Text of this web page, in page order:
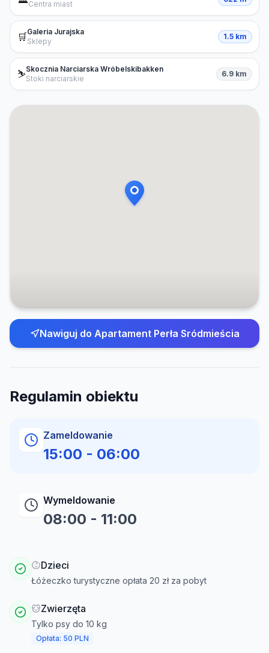
Centra miast
🛒Galeria Jurajska
Sklepy
1.5 km
⛷️Skocznia Narciarska Wróbelskibakken
Stoki narciarskie
6.9 km
Nawiguj do Apartament Perła Sródmieścia
Regulamin obiektu
Zameldowanie
15:00 - 06:00
Wymeldowanie
08:00 - 11:00
Dzieci
Łóżeczko turystyczne opłata 20 zł za pobyt
Zwierzęta
Tylko psy do 10 kg
Opłata: 50 PLN